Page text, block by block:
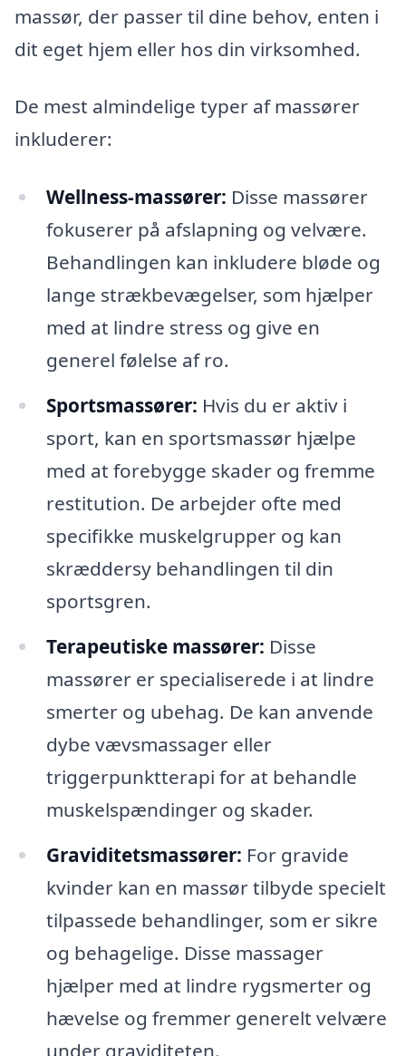
massør, der passer til dine behov, enten i
dit eget hjem eller hos din virksomhed.
De mest almindelige typer af massører
inkluderer:
Wellness-massører: Disse massører
fokuserer på afslapning og velvære.
Behandlingen kan inkludere bløde og
lange strækbevægelser, som hjælper
med at lindre stress og give en
generel følelse af ro.
Sportsmassører: Hvis du er aktiv i
sport, kan en sportsmassør hjælpe
med at forebygge skader og fremme
restitution. De arbejder ofte med
specifikke muskelgrupper og kan
skræddersy behandlingen til din
sportsgren.
Terapeutiske massører: Disse
massører er specialiserede i at lindre
smerter og ubehag. De kan anvende
dybe vævsmassager eller
triggerpunktterapi for at behandle
muskelspændinger og skader.
Graviditetsmassører: For gravide
kvinder kan en massør tilbyde specielt
tilpassede behandlinger, som er sikre
og behagelige. Disse massager
hjælper med at lindre rygsmerter og
hævelse og fremmer generelt velvære
under graviditeten.